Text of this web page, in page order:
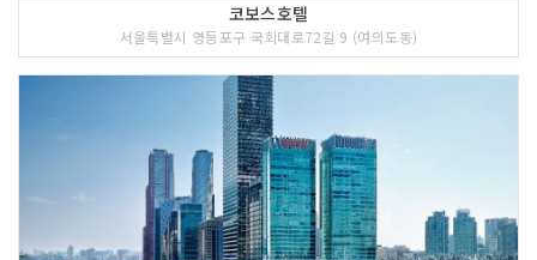
코보스호텔
서울특별시 영등포구 국회대로72길 9 (여의도동)